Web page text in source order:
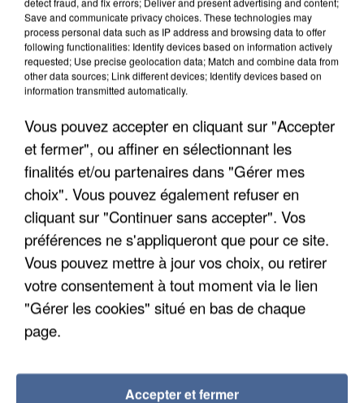
6 août 2026
Gabriel Attal et Raphaël Glucksmann visés par des
ingérences...
Sollicité, Sébastien Lecornu annonce un "travail
commun" avec les partis à la rentrée.
Save and communicate privacy choices. These technologies may
process personal data such as IP address and browsing data to offer
following functionalities: Identify devices based on information actively
requested; Use precise geolocation data; Match and combine data from
other data sources; Link different devices; Identify devices based on
information transmitted automatically.
Vous pouvez accepter en cliquant sur "Accepter
et fermer", ou affiner en sélectionnant les
finalités et/ou partenaires dans "Gérer mes
choix". Vous pouvez également refuser en
cliquant sur "Continuer sans accepter". Vos
préférences ne s'appliqueront que pour ce site.
Vous pouvez mettre à jour vos choix, ou retirer
votre consentement à tout moment via le lien
"Gérer les cookies" situé en bas de chaque
page.
Accepter et fermer